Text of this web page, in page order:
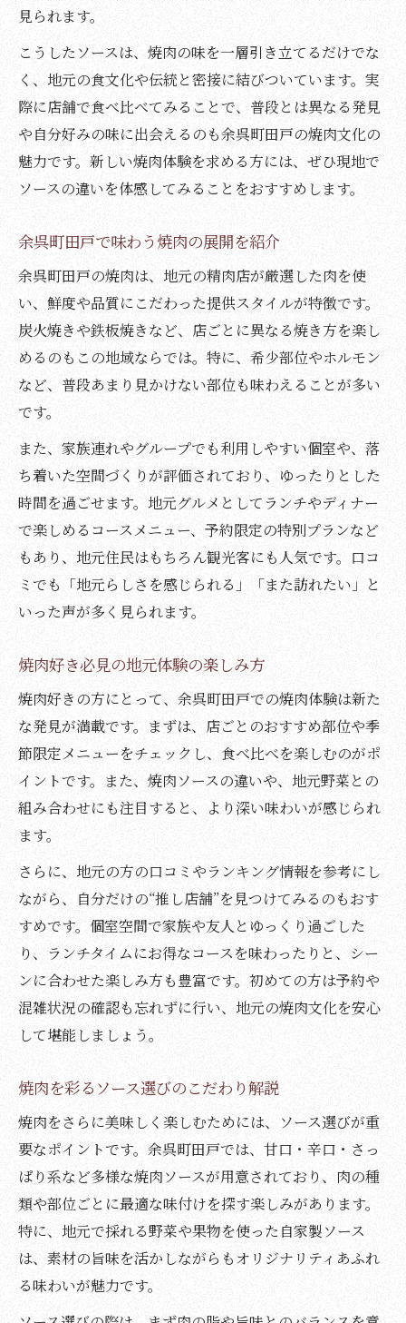
余呉町田戸発の焼肉文化を再発見する旅へ
焼肉文化が息づく地域の歴史と魅力を探る
焼肉の伝統を感じる余呉町田戸の歩き方
焼肉とソースが育んだ地元グルメの進化
焼肉好きにおすすめの地元体験を紹介
焼肉文化を支える地域のこだわりポイント
見られます。
こうしたソースは、焼肉の味を一層引き立てるだけでな
く、地元の食文化や伝統と密接に結びついています。実
際に店舗で食べ比べてみることで、普段とは異なる発見
や自分好みの味に出会えるのも余呉町田戸の焼肉文化の
魅力です。新しい焼肉体験を求める方には、ぜひ現地で
ソースの違いを体感してみることをおすすめします。
余呉町田戸で味わう焼肉の展開を紹介
余呉町田戸の焼肉は、地元の精肉店が厳選した肉を使
い、鮮度や品質にこだわった提供スタイルが特徴です。
炭火焼きや鉄板焼きなど、店ごとに異なる焼き方を楽し
めるのもこの地域ならでは。特に、希少部位やホルモン
など、普段あまり見かけない部位も味わえることが多い
です。
また、家族連れやグループでも利用しやすい個室や、落
ち着いた空間づくりが評価されており、ゆったりとした
時間を過ごせます。地元グルメとしてランチやディナー
で楽しめるコースメニュー、予約限定の特別プランなど
もあり、地元住民はもちろん観光客にも人気です。口コ
ミでも「地元らしさを感じられる」「また訪れたい」と
いった声が多く見られます。
焼肉好き必見の地元体験の楽しみ方
焼肉好きの方にとって、余呉町田戸での焼肉体験は新た
な発見が満載です。まずは、店ごとのおすすめ部位や季
節限定メニューをチェックし、食べ比べを楽しむのがポ
イントです。また、焼肉ソースの違いや、地元野菜との
組み合わせにも注目すると、より深い味わいが感じられ
ます。
さらに、地元の方の口コミやランキング情報を参考にし
ながら、自分だけの“推し店舗”を見つけてみるのもおす
すめです。個室空間で家族や友人とゆっくり過ごした
り、ランチタイムにお得なコースを味わったりと、シー
ンに合わせた楽しみ方も豊富です。初めての方は予約や
混雑状況の確認も忘れずに行い、地元の焼肉文化を安心
して堪能しましょう。
焼肉を彩るソース選びのこだわり解説
焼肉をさらに美味しく楽しむためには、ソース選びが重
要なポイントです。余呉町田戸では、甘口・辛口・さっ
ぱり系など多様な焼肉ソースが用意されており、肉の種
類や部位ごとに最適な味付けを探す楽しみがあります。
特に、地元で採れる野菜や果物を使った自家製ソース
は、素材の旨味を活かしながらもオリジナリティあふれ
る味わいが魅力です。